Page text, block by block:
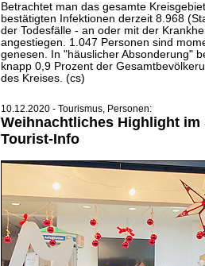
Betrachtet man das gesamte
bestätigten Infektionen derzeit 8.968
der Todesfälle - an oder mit der
angestiegen. 1.047 Personen sind
genesen. In "häuslicher Absonderung"
knapp 0,9 Prozent der
des Kreises. (cs)
10.12.2020 - Tourismus, Personen:
Weihnachtliches Highlight im
Tourist-Info